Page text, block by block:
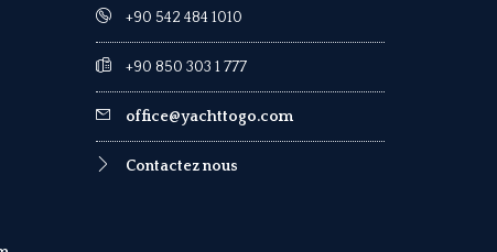
+90 542 484 1010
+90 850 303 1 777
office@yachttogo.com
Contactez nous